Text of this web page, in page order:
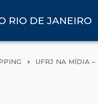
RIO DE JANEIRO
UFRJ NA MÍDIA